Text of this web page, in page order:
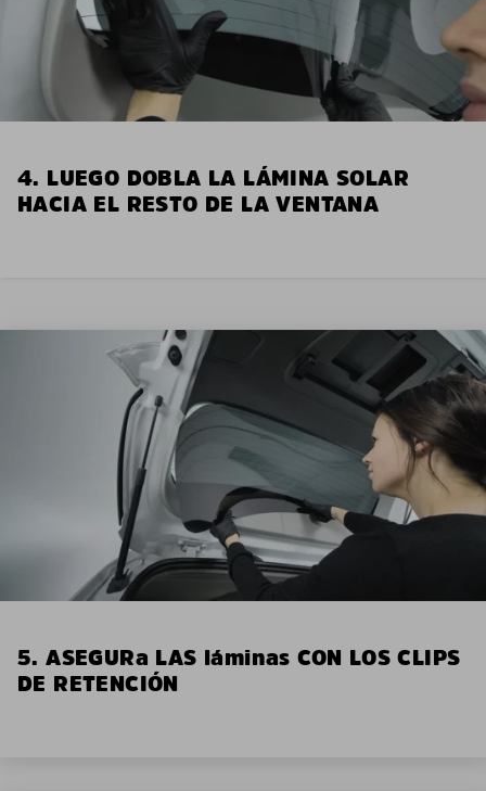
4. LUEGO DOBLA LA LÁMINA SOLAR
HACIA EL RESTO DE LA VENTANA
5. ASEGURa LAS láminas CON LOS CLIPS
DE RETENCIÓN